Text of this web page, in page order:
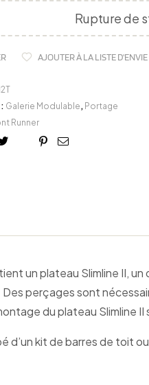
Rupture de
AJOUTER À LA LISTE D'ENVIE
Galerie Modulable, Portage
Runner
TwitterLinkedin
Google+
Pinterest
Email
un plateau Slimline II,
perçages sont
du plateau Slimline II
kit de barres de toit